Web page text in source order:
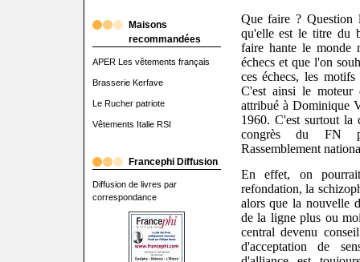
Maisons
recommandées
APER Les vêtements français
Brasserie Kerfave
Le Rucher patriote
Vêtements Italie RSI
Francephi Diffusion
Diffusion de livres par
correspondance
Que faire ? Question
qu'elle est le titre du
faire hante le monde
échecs et que l'on
ces échecs, les
C'est ainsi le
attribué à Dominique
1960. C'est surtout la
congrès du FN
Rassemblement
En effet, on
refondation, la
alors que la nouvelle
de la ligne plus ou
central devenu
d'acceptation de